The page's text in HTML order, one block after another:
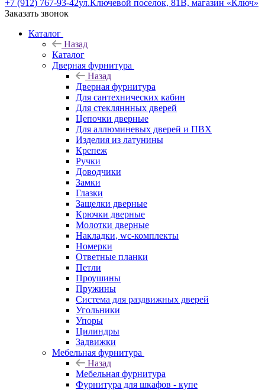
+7 (912) 767-93-42ул.Ключевой поселок, 81В, магазин «Ключ»
Заказать звонок
Каталог
Назад
Каталог
Дверная фурнитура
Назад
Дверная фурнитура
Для сантехнических кабин
Для стекляннных дверей
Цепочки дверные
Для аллюминевых дверей и ПВХ
Изделия из латунины
Крепеж
Ручки
Доводчики
Замки
Глазки
Защелки дверные
Крючки дверные
Молотки дверные
Накладки, wc-комплекты
Номерки
Ответные планки
Петли
Проушины
Пружины
Система для раздвижных дверей
Угольники
Упоры
Цилиндры
Задвижки
Мебельная фурнитура
Назад
Мебельная фурнитура
Фурнитура для шкафов - купе